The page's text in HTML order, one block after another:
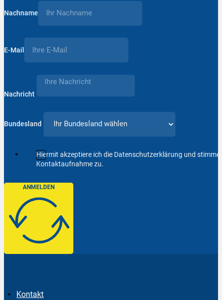
Nachname
E-Mail
Nachricht
Bundesland
Hiermit akzeptiere ich die Datenschutzerklärung und
Kontaktaufnahme zu.
ANMELDEN
Kontakt